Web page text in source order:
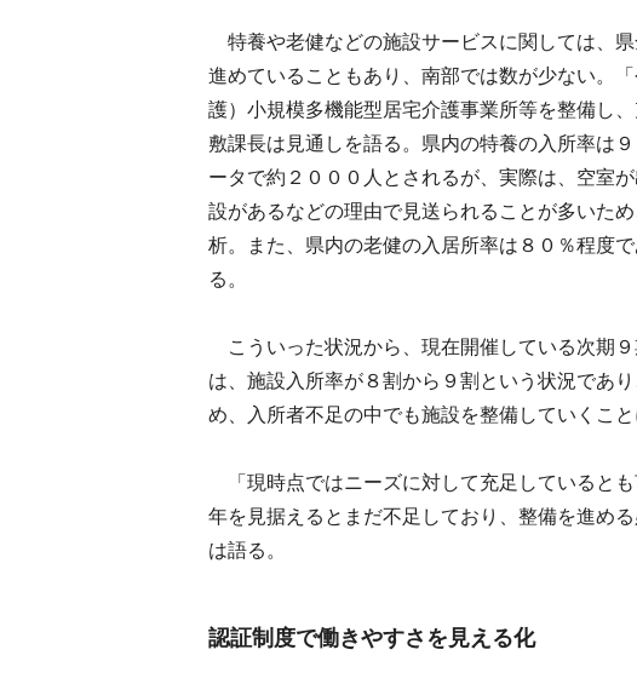
特養や老健などの施設サービスに関しては、
進めていることもあり、南部では数が少ない。
護）小規模多機能型居宅介護事業所等を整備し
敷課長は見通しを語る。県内の特養の入所率は
ータで約２０００人とされるが、実際は、空室
設があるなどの理由で見送られることが多いた
析。また、県内の老健の入居所率は８０％程度
る。
こういった状況から、現在開催している次期
は、施設入所率が８割から９割という状況であ
め、入所者不足の中でも施設を整備していくこ
「現時点ではニーズに対して充足していると
年を見据えるとまだ不足しており、整備を進め
は語る。
認証制度で働きやすさを見える化